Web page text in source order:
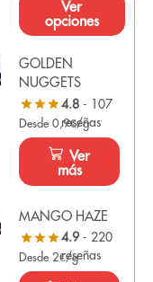
Ver
opciones
GOLDEN
NUGGETS
4.8- 107
reseñas
Desde 0,9€/g
Ver
más
MANGO HAZE
4.9- 220
reseñas
Desde 2€/g